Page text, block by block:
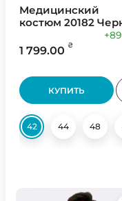
Медицинский
костюм 20182
1 799.00 ₴
+89
КУПИТЬ
42 44 48